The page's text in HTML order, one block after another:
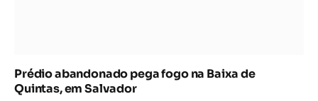
Prédio abandonado pega fogo na Baixa de
Quintas, em Salvador